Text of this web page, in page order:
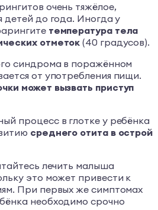
очень тяжёлое,
детей до года. Иногда у
температура тела
отметок (40 градусов).
синдрома в поражённом
от употребления пищи.
может вызвать приступ
процесс в глотке у ребёнка
среднего отита в острой
лечить малыша
это может привести к
При первых же симптомах
необходимо срочно